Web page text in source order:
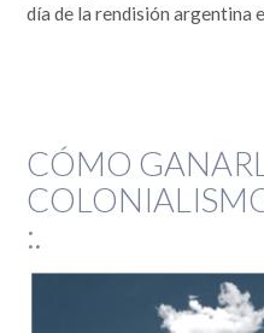
día de la rendisión argentina
CÓMO
:.